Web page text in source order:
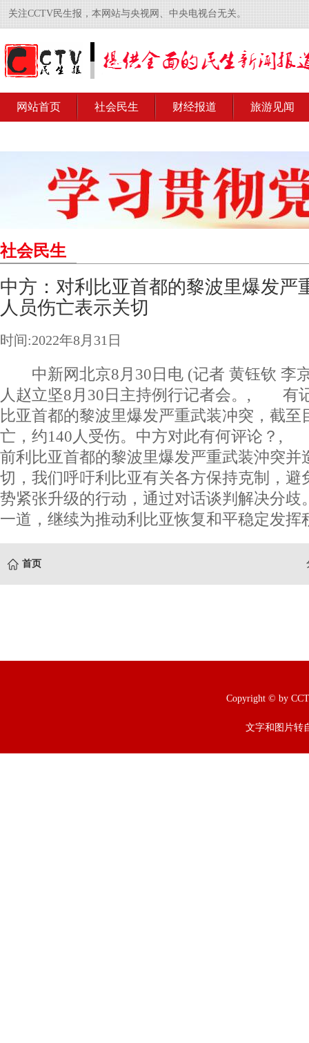
关注CCTV民生报，本网站与央视网、中央电视台无关。
网站首页 社会民生 财经报道 旅游见闻
社会民生
中方：对利比亚首都的黎波里爆发严
人员伤亡表示关切
时间:2022年8月31日
中新网北京8月30日电 (记者 黄钰钦 李
人赵立坚8月30日主持例行记者会。, 有
比亚首都的黎波里爆发严重武装冲突，截至
亡，约140人受伤。中方对此有何评论？,
前利比亚首都的黎波里爆发严重武装沖突并
切，我们呼吁利比亚有关各方保持克制，避
势紧张升级的行动，通过对话谈判解决分歧
一道，继续为推动利比亚恢复和平稳定发挥
首页
Copyright © by
文字和图片转